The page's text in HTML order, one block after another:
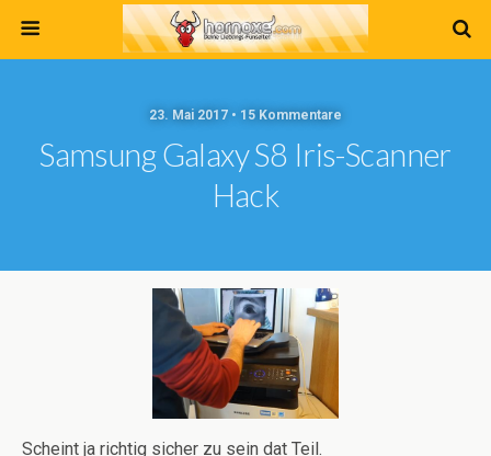
23. Mai 2017 • 15 Kommentare
Samsung Galaxy S8 Iris-Scanner
Hack
Scheint ja richtig sicher zu sein dat Teil.